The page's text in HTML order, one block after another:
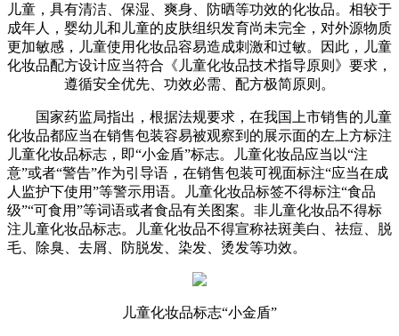
儿童，具有清洁、保湿、爽身、防晒等功效的化妆品。相较于
成年人，婴幼儿和儿童的皮肤组织发育尚未完全，对外源物质
更加敏感，儿童使用化妆品容易造成刺激和过敏。因此，儿童
化妆品配方设计应当符合《儿童化妆品技术指导原则》要求，
遵循安全优先、功效必需、配方极简原则。
国家药监局指出，根据法规要求，在我国上市销售的儿童
化妆品都应当在销售包装容易被观察到的展示面的左上方标注
儿童化妆品标志，即“小金盾”标志。儿童化妆品应当以“注
意”或者“警告”作为引导语，在销售包装可视面标注“应当在成
人监护下使用”等警示用语。儿童化妆品标签不得标注“食品
级”“可食用”等词语或者食品有关图案。非儿童化妆品不得标
注儿童化妆品标志。儿童化妆品不得宣称祛斑美白、祛痘、脱
毛、除臭、去屑、防脱发、染发、烫发等功效。
儿童化妆品标志“小金盾”